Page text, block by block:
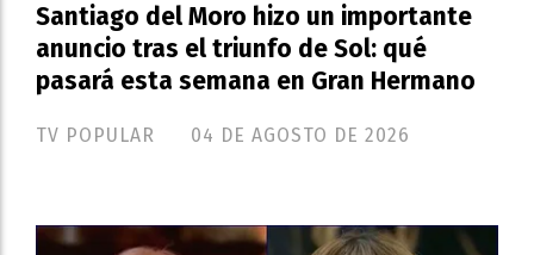
Santiago del Moro hizo un importante
anuncio tras el triunfo de Sol: qué
pasará esta semana en Gran Hermano
TV POPULAR 04 DE AGOSTO DE 2026